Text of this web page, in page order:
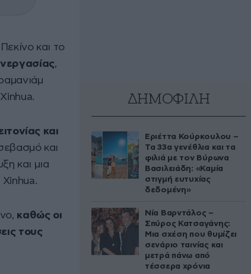
και το
,
και
και
και μια
καθώς οι
τους
ΔΗΜΟΦΙΛΗ
Εριέττα Κούρκουλου –
Τα 33α γενέθλια και τα
φιλιά με τον Βύρωνα
Βασιλειάδη: «Καμία
στιγμή ευτυχίας
δεδομένη»
Νία Βαρντάλος –
Σπύρος Κατσαγάνης:
Μια σχέση που θυμίζει
σενάριο ταινίας και
μετρά πάνω από
τέσσερα χρόνια